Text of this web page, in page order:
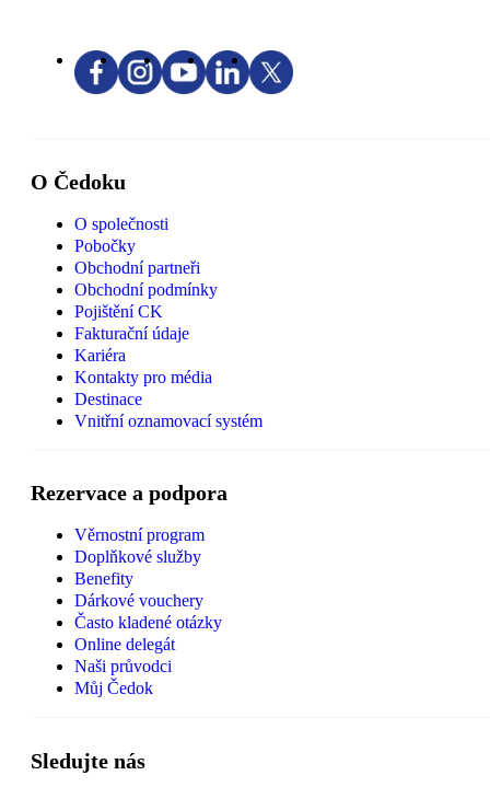
O Čedoku
O společnosti
Pobočky
Obchodní partneři
Obchodní podmínky
Pojištění CK
Fakturační údaje
Kariéra
Kontakty pro média
Destinace
Vnitřní oznamovací systém
Rezervace a podpora
Věrnostní program
Doplňkové služby
Benefity
Dárkové vouchery
Často kladené otázky
Online delegát
Naši průvodci
Můj Čedok
Sledujte nás